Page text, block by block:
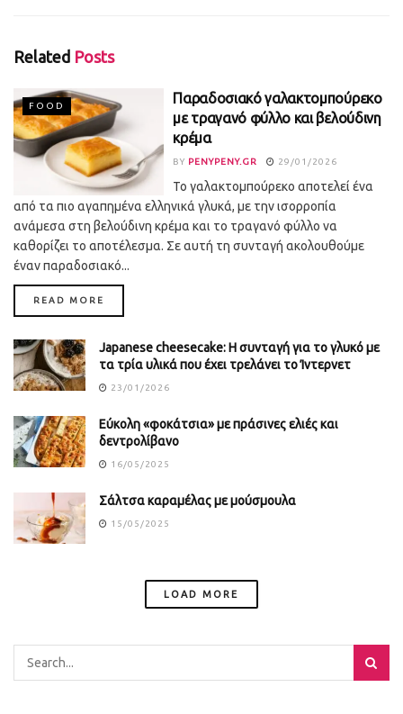
Related Posts
FOOD
Παραδοσιακό γαλακτομπούρεκο
με τραγανό φύλλο και βελούδινη
κρέμα
BY PENYPENY.GR 29/01/2026
Το γαλακτομπούρεκο αποτελεί ένα
από τα πιο αγαπημένα ελληνικά γλυκά, με την ισορροπία
ανάμεσα στη βελούδινη κρέμα και το τραγανό φύλλο να
καθορίζει το αποτέλεσμα. Σε αυτή τη συνταγή ακολουθούμε
έναν παραδοσιακό...
READ MORE
Japanese cheesecake: Η συνταγή για το γλυκό με
τα τρία υλικά που έχει τρελάνει το Ίντερνετ
23/01/2026
Εύκολη «φοκάτσια» με πράσινες ελιές και
δεντρολίβανο
16/05/2025
Σάλτσα καραμέλας με μούσμουλα
15/05/2025
LOAD MORE